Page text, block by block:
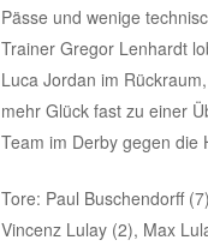
Pässe und wenige
Trainer Gregor Lenhardt
Luca Jordan im
mehr Glück fast zu einer
Team im Derby gegen die
Tore: Paul Buschendorff
Vincenz Lulay (2), Max